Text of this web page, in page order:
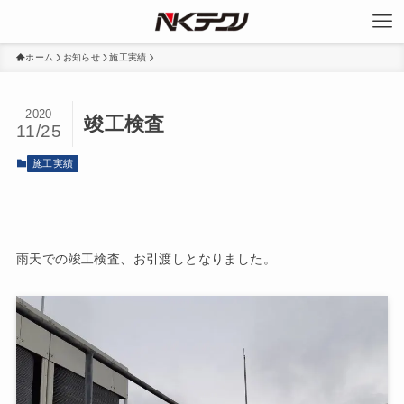
ホーム お知らせ 施工実績
竣工検査
2020
11/25
施工実績
雨天での竣工検査、お引渡しとなりました。